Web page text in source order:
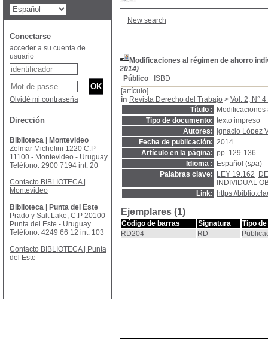
New search
Modificaciones al régimen de ahorro
2014)
Público
ISBD
[artículo]
in Revista Derecho del Trabajo > Vol. 2, N°
Título :
Tipo de documento: texto impreso
Autores:
Ignacio López
Fecha de publicación: 2014
Artículo en la página: pp. 129-136
Idioma :
Español (spa)
Palabras clave:
LEY 19.162
INDIVIDUAL
Link:
https://
Ejemplares (1)
Código de barras Signatura
Tipo
RD204
RD
Conectarse
acceder a su cuenta de
usuario
Olvidé mi contraseña
Dirección
Biblioteca | Montevideo
Zelmar Michelini 1220 C.P
11100 - Montevideo - Uruguay
Teléfono: 2900 7194 int. 20
Contacto BIBLIOTECA |
Montevideo
Biblioteca | Punta del Este
Prado y Salt Lake, C.P 20100
Punta del Este - Uruguay
Teléfono: 4249 66 12 int. 103
Contacto BIBLIOTECA | Punta
del Este